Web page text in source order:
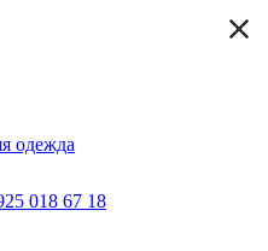
одежда
018 67 18